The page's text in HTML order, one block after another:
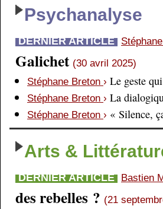
Psychanalyse
DERNIER ARTICLE
Galichet (30 avril 2025)
Stéphane Breton › Le geste
Stéphane Breton › La
Stéphane Breton › « Silence,
Arts &
DERNIER ARTICLE Bastien
des rebelles ? (21